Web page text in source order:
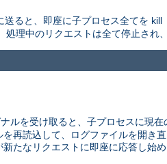
送ると、即座に子プロセス全てを
理中のリクエストは全て停止され
ルを受け取ると、子プロセスに現
再読込して、ログファイルを開き
たなリクエストに即座に応答し始め